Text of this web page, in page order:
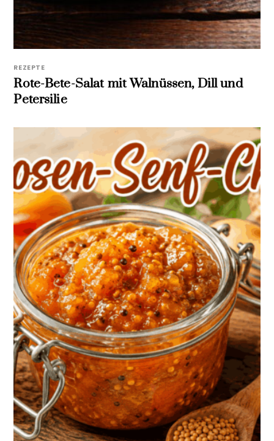
REZEPTE
Rote-Bete-Salat mit Walnüssen, Dill und
Petersilie